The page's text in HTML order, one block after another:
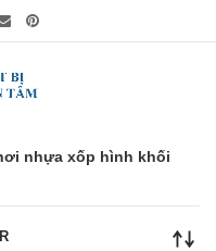
nhựa xốp hình khối